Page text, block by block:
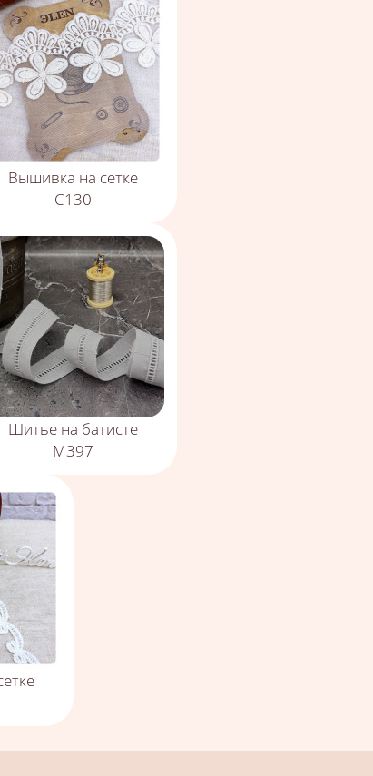
Вышивка на сетке
С130
Шитье на батисте
М397